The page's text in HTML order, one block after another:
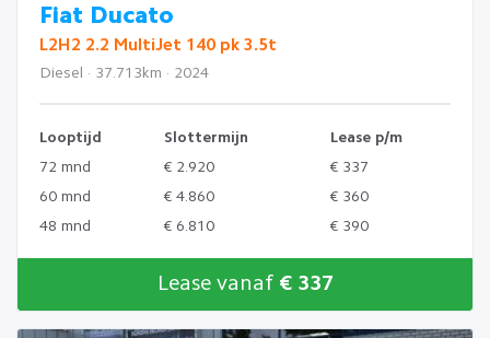
Fiat Ducato
L2H2 2.2 MultiJet 140 pk 3.5t
Diesel · 37.713km · 2024
Looptijd Slottermijn
Lease p/m
72 mnd
€ 2.920
€ 337
60 mnd
€ 4.860
€ 360
48 mnd
€ 6.810 € 390
Lease vanaf € 337